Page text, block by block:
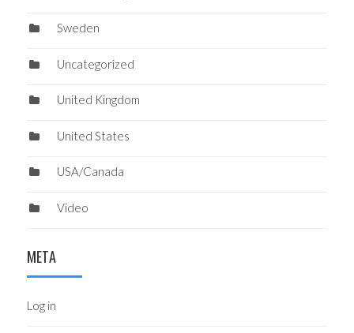
Sweden
Uncategorized
United Kingdom
United States
USA/Canada
Video
META
Log in